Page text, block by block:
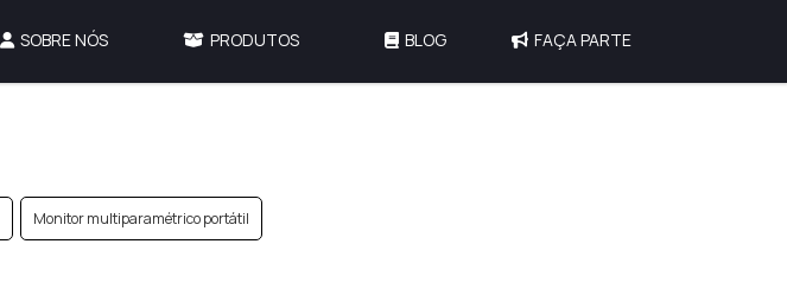
SOBRE NÓS PRODUTOS BLOG FAÇA PARTE
Monitor multiparamétrico portátil